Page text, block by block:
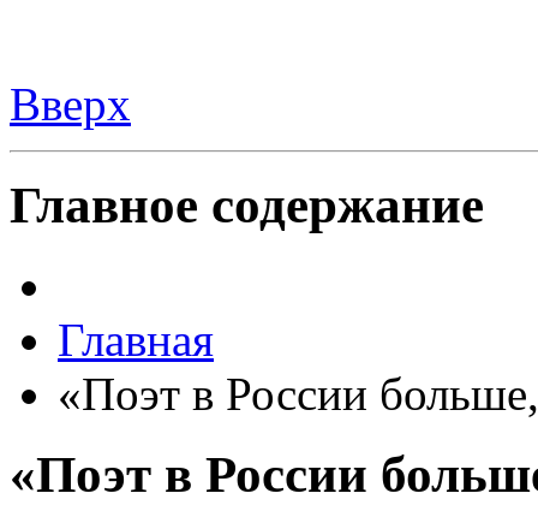
Вверх
Главное содержание
Главная
«Поэт в России
«Поэт в России